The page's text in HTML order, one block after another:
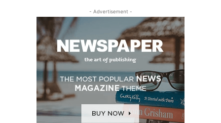
- Advertisement -